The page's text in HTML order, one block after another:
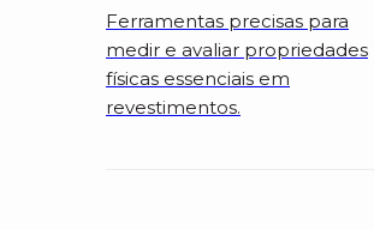
Ferramentas precisas para
medir e avaliar propriedades
físicas essenciais em
revestimentos.